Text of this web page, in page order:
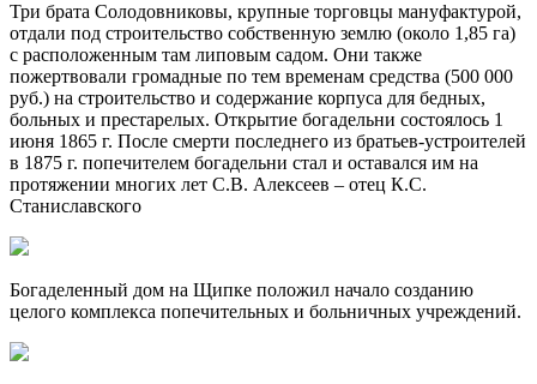
Три брата Солодовниковы, крупные торговцы мануфактурой,
отдали под строительство собственную землю (около 1,85 га)
с расположенным там липовым садом. Они также
пожертвовали громадные по тем временам средства (500 000
руб.) на строительство и содержание корпуса для бедных,
больных и престарелых. Открытие богадельни состоялось 1
июня 1865 г. После смерти последнего из братьев-устроителей
в 1875 г. попечителем богадельни стал и оставался им на
протяжении многих лет С.В. Алексеев – отец К.С.
Станиславского
Богаделенный дом на Щипке положил начало созданию
целого комплекса попечительных и больничных учреждений.